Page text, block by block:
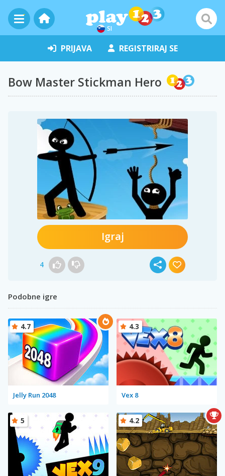
SI
PRIJAVA REGISTRIRAJ SE
Bow Master Stickman Hero
Igraj
4
Podobne igre
Jelly Run 2048
4.7
Vex 8
4.3
5 4.2